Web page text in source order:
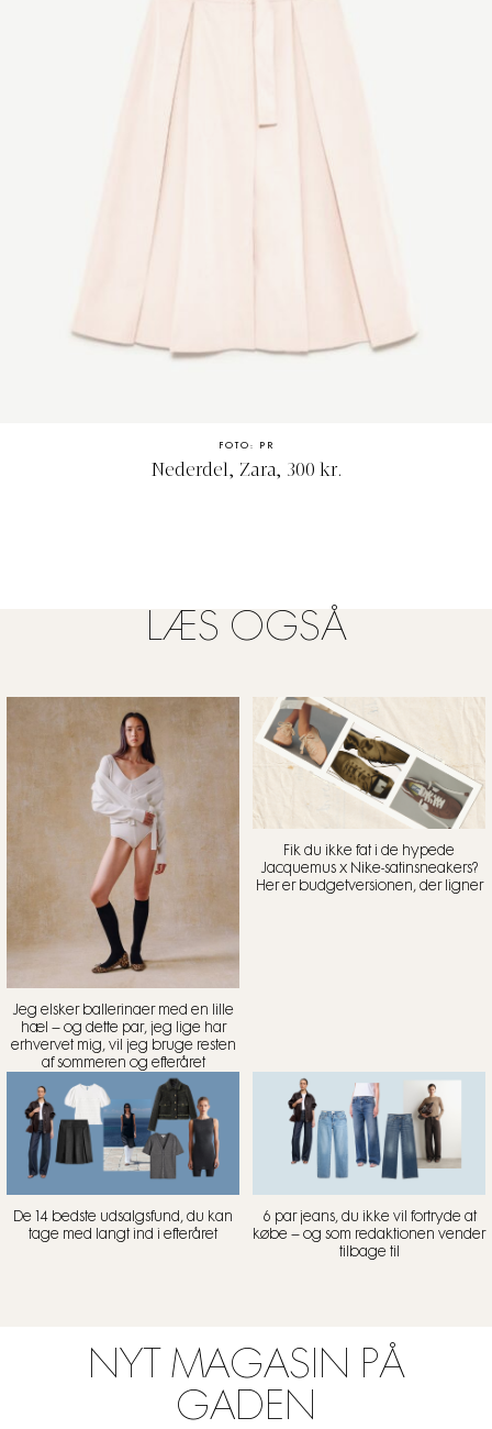
FOTO: PR
Nederdel, Zara, 300 kr.
LÆS OGSÅ
Jeg elsker ballerinaer med en lille
hæl – og dette par, jeg lige har
erhvervet mig, vil jeg bruge resten
af sommeren og efteråret
Fik du ikke fat i de hypede
Jacquemus x Nike-satinsneakers?
Her er budgetversionen, der ligner
De 14 bedste udsalgsfund, du kan
tage med langt ind i efteråret
6 par jeans, du ikke vil fortryde at
købe – og som redaktionen vender
tilbage til
NYT MAGASIN PÅ
GADEN